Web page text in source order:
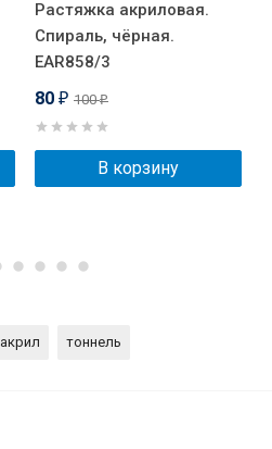
Растяжка акриловая.
Спираль, чёрная.
EAR858/3
80 ₽ 100₽
В корзину
акрил тоннель